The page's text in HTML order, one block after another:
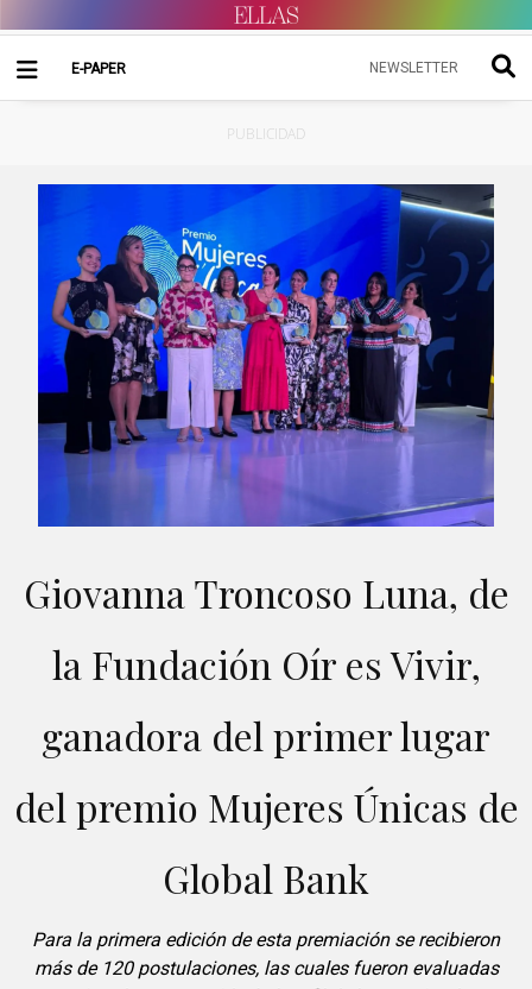
E-PAPER NEWSLETTER
PUBLICIDAD
Giovanna Troncoso Luna, de
la Fundación Oír es Vivir,
ganadora del primer lugar
del premio Mujeres Únicas de
Global Bank
Para la primera edición de esta premiación se recibieron
más de 120 postulaciones, las cuales fueron evaluadas